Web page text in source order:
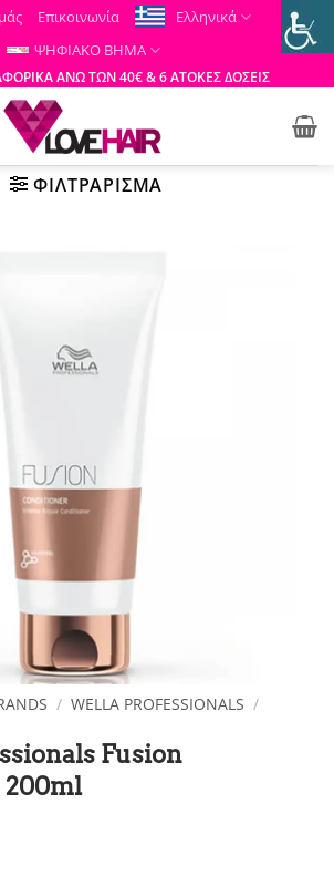
Επικοινωνία
Ελληνικά
ΨΗΦΙΑΚΟ ΒΗΜΑ
ΑΝΩ ΤΩΝ 40€ & 6 ΑΤΟΚΕΣ ΔΟΣΕΙΣ
ΦΙΛΤΡΆΡΙΣΜΑ
/ WELLA PROFESSIONALS /
Fusion